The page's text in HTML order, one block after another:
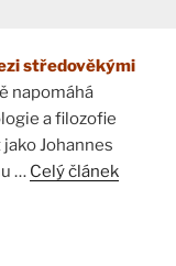
středověkými
napomáhá
a filozofie
Johannes
… Celý článek